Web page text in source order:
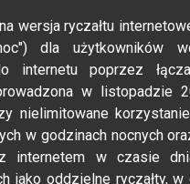
wersja ryczałtu
dla użytkowników
internetu poprzez
w listopadzie
nielimitowane
w godzinach nocnych
internetem w czasie
jako oddzielne ryczałty,